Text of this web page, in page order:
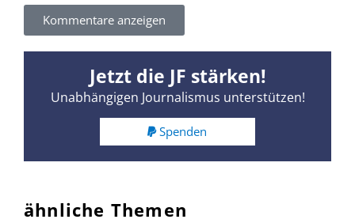
Kommentare anzeigen
Jetzt die JF stärken!
Unabhängigen Journalismus unterstützen!
Spenden
ähnliche Themen